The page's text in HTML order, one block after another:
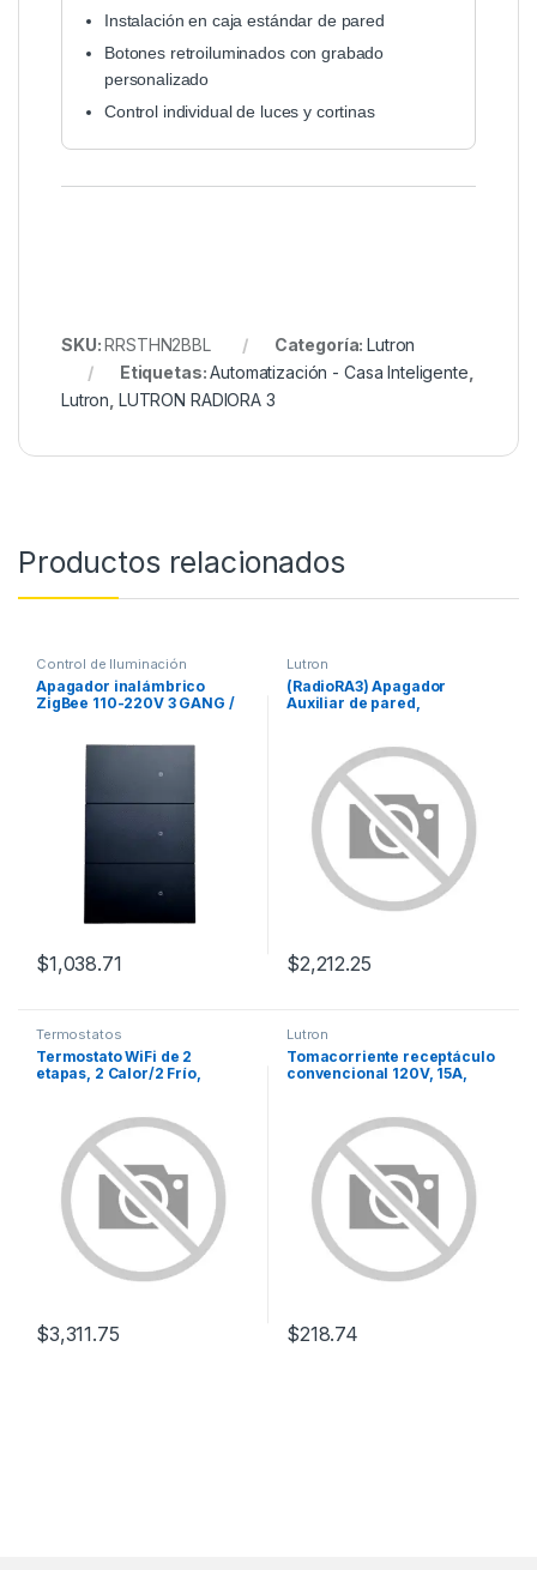
Instalación en caja estándar de pared
Botones retroiluminados con grabado
personalizado
Control individual de luces y cortinas
SKU:RRSTHN2BBL Categoría:Lutron
Etiquetas:Automatización - Casa Inteligente
Lutron LUTRON RADIORA 3
Productos relacionados
Control de Iluminación
Apagador inalámbrico
ZigBee 110-220V 3 GANG /
$1,038.71
Lutron
(RadioRA3) Apagador
Auxiliar de pared,
o escalera. Color blanco.
$2,212.25
Termostatos
Termostato WiFi de 2
etapas, 2 Calor/2 Frío,
$3,311.75
Lutron
Tomacorriente receptáculo
convencional 120V, 15A,
$218.74